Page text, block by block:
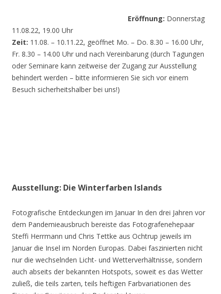
Eröffnung: Donnerstag
11.08.22, 19.00 Uhr
Zeit: 11.08. – 10.11.22, geöffnet Mo. – Do. 8.30 – 16.00 Uhr,
Fr. 8.30 – 14.00 Uhr und nach Vereinbarung (durch Tagungen
oder Seminare kann zeitweise der Zugang zur Ausstellung
behindert werden – bitte informieren Sie sich vor einem
Besuch sicherheitshalber bei uns!)
Ausstellung: Die Winterfarben Islands
Fotografische Entdeckungen im Januar In den drei Jahren vor
dem Pandemieausbruch bereiste das Fotografenehepaar
Steffi Herrmann und Chris Tettke aus Ochtrup jeweils im
Januar die Insel im Norden Europas. Dabei faszinierten nicht
nur die wechselnden Licht- und Wetterverhältnisse, sondern
auch abseits der bekannten Hotspots, soweit es das Wetter
zuließ, die teils zarten, teils heftigen Farbvariationen des